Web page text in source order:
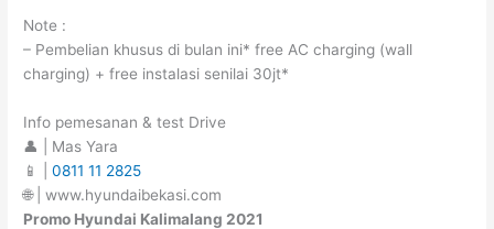
Note :
– Pembelian khusus di bulan ini* free AC charging (wall
charging) + free instalasi senilai 30jt*
Info pemesanan & test Drive
👤 | Mas Yara
📱 |0811 11 2825
🌐 | www.hyundaibekasi.com
Promo Hyundai Kalimalang 2021